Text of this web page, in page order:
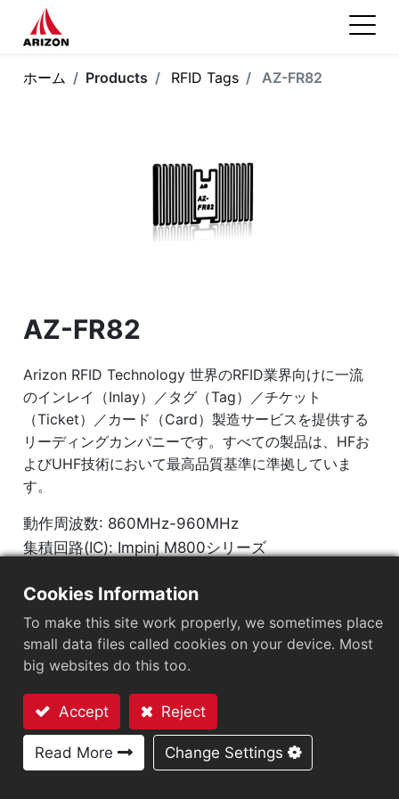
ホーム Products RFID Tags AZ-FR82
AZ-FR82
Arizon RFID Technology 世界のRFID業界向けに一流
のインレイ（Inlay）／タグ（Tag）／チケット
（Ticket）／カード（Card）製造サービスを提供する
リーディングカンパニーです。すべての製品は、HFお
よびUHF技術において最高品質基準に準拠していま
す。
動作周波数: 860MHz-960MHz
集積回路(IC): Impinj M800シリーズ
市場セグメント：小売
チップ： Impinj M800 Series
アンテナサイズ（mm）：30x15
EPCメモリ： 128 bits/96 bits
User Memory 0/32 bits
お問い合わせ
Cookies Information
To make this site work properly, we sometimes place
small data files called cookies on your device. Most
big websites do this too.
Accept Reject
Read More Change Settings